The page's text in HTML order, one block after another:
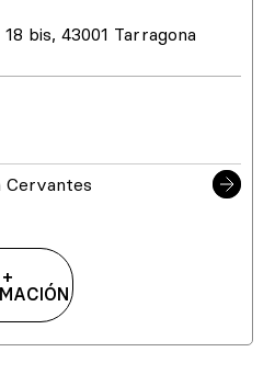
bis, 43001 Tarragona
Cervantes
+